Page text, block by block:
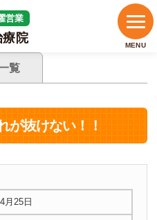
営業
療院
MENU
覧
が抜けない！！
月25日